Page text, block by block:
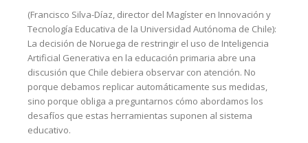
(Francisco Silva-Díaz, director del Magíster en Innovación y
Tecnología Educativa de la Universidad Autónoma de Chile):
La decisión de Noruega de restringir el uso de Inteligencia
Artificial Generativa en la educación primaria abre una
discusión que Chile debiera observar con atención. No
porque debamos replicar automáticamente sus medidas,
sino porque obliga a preguntarnos cómo abordamos los
desafíos que estas herramientas suponen al sistema
educativo.